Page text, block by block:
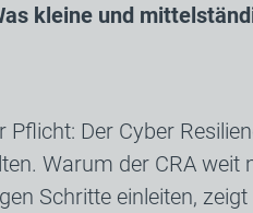
kleine und
Der Cyber
Warum der CRA
Schritte einleiten,